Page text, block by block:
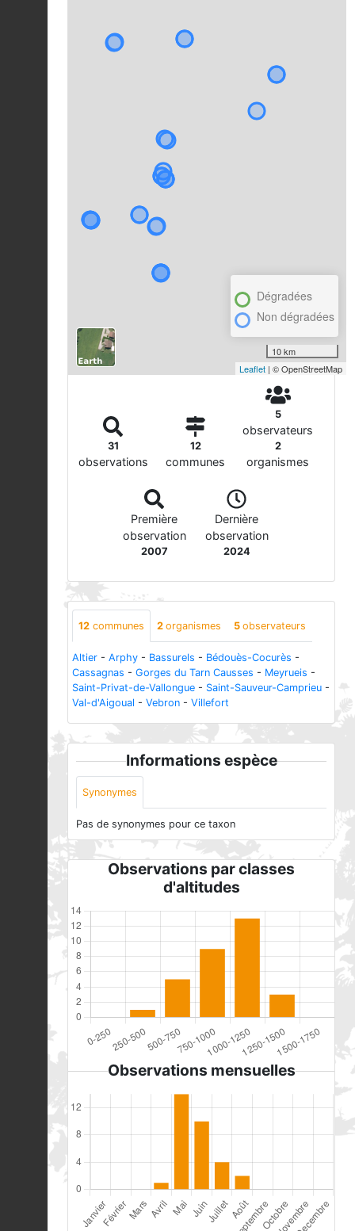
Dégradées
Non dégradées
10 km
Leaflet | © OpenStreetMap
31
observations
12
communes
5
observateurs
2
organismes
Première
observation
2007
Dernière
observation
2024
12 communes 2 organismes 5 observateurs
Altier - Arphy - Bassurels - Bédouès-Cocurès -
Cassagnas - Gorges du Tarn Causses - Meyrueis -
Saint-Privat-de-Vallongue - Saint-Sauveur-Camprieu -
Val-d'Aigoual - Vebron - Villefort
Informations espèce
Synonymes
Pas de synonymes pour ce taxon
Observations par classes
d'altitudes
Observations mensuelles